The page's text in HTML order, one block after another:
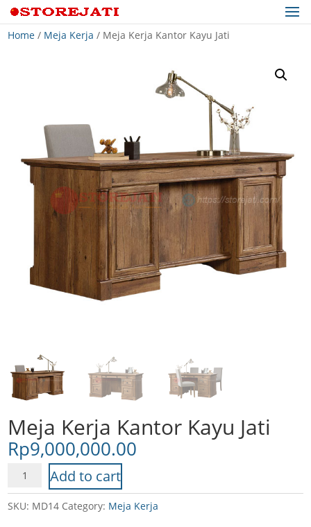
Home / Meja Kerja / Meja Kerja Kantor Kayu Jati
Meja Kerja Kantor Kayu Jati
Rp9,000,000.00
Meja
Kantor
Add to cart
SKU: MD14 Category: Meja Kerja